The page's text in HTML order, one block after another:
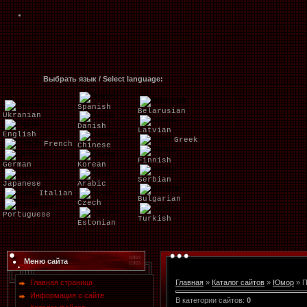
Выбрать язык / Select language:
Ukranian
English
French
German
Japanese
Italian
Portuguese
Spanish
Danish
Chinese
Korean
Arabic
Czech
Estonian
Belarusian
Latvian
Greek
Finnish
Serbian
Bulgarian
Turkish
Меню сайта
Главная страница
Информация о сайте
Главная » Каталог сайтов » Юмор »
В категории сайтов: 0